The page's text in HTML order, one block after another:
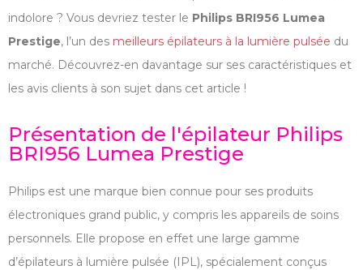
indolore ? Vous devriez tester le Philips BRI956 Lumea
Prestige, l’un des meilleurs épilateurs à la lumière pulsée du
marché. Découvrez-en davantage sur ses caractéristiques et
les avis clients à son sujet dans cet article !
Présentation de l'épilateur Philips
BRI956 Lumea Prestige
Philips est une marque bien connue pour ses produits
électroniques grand public, y compris les appareils de soins
personnels. Elle propose en effet une large gamme
d’épilateurs à lumière pulsée (IPL), spécialement conçus